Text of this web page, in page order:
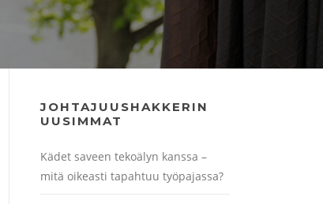
JOHTAJUUSHAKKERIN
UUSIMMAT
Kädet saveen tekoälyn kanssa –
mitä oikeasti tapahtuu työpajassa?